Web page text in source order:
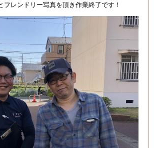
フレンドリー写真を頂き作業終了です！